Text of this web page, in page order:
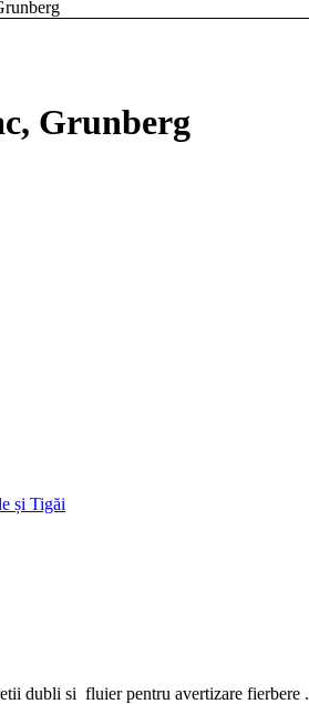
Grunberg
și Tigăi
dubli si fluier pentru avertizare fierbere .